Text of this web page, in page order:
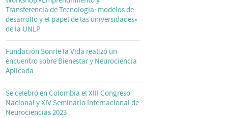
Transferencia de Tecnología: modelos de
desarrollo y el papel de las universidades»
de la UNLP
Fundación Sonríe la Vida realizó un
encuentro sobre Bienestar y Neurociencia
Aplicada
Se celebró en Colombia el XIII Congreso
Nacional y XIV Seminario Internacional de
Neurociencias 2023